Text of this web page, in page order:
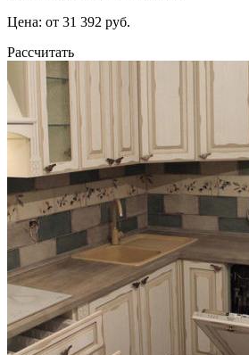
Цена: от 31 392 руб.
Рассчитать